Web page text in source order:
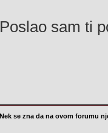
Poslao sam ti
Nek se zna da na ovom forumu